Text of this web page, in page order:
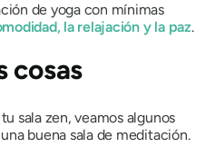
de yoga con mínimas
la relajación y la paz.
cosas
sala zen, veamos algunos
buena sala de meditación.